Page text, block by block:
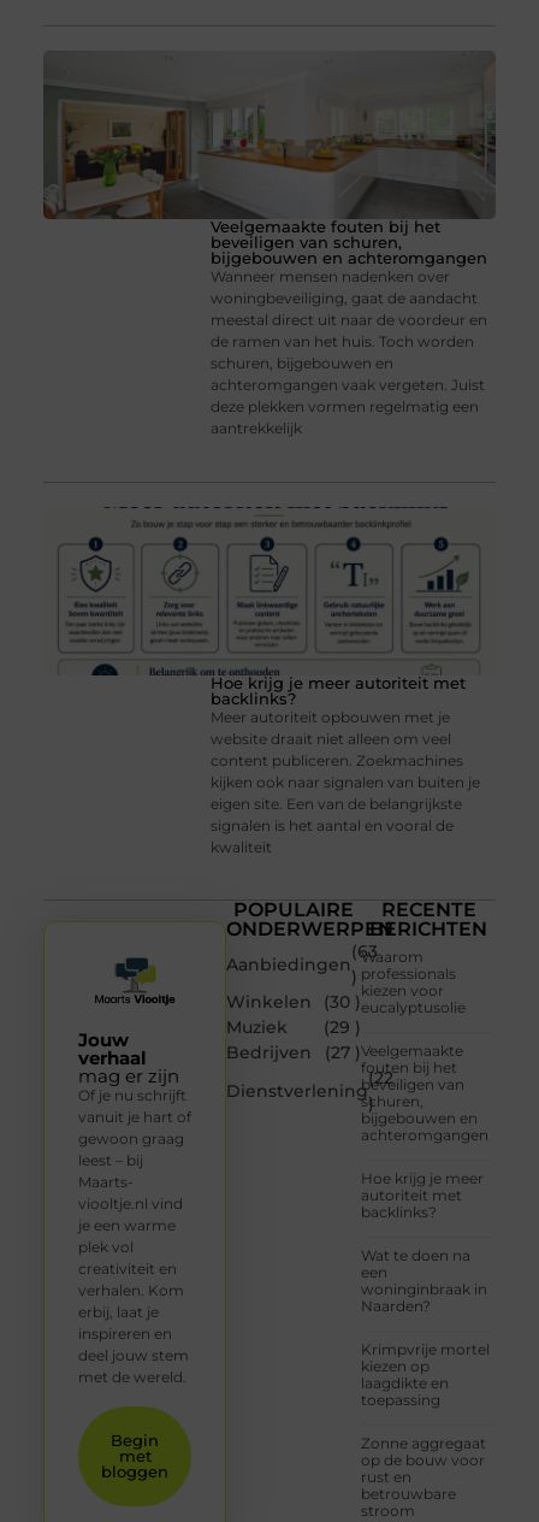
Veelgemaakte fouten bij het
beveiligen van schuren,
bijgebouwen en achteromgangen
Wanneer mensen nadenken over
woningbeveiliging, gaat de aandacht
meestal direct uit naar de voordeur en
de ramen van het huis. Toch worden
schuren, bijgebouwen en
achteromgangen vaak vergeten. Juist
deze plekken vormen regelmatig een
aantrekkelijk
Hoe krijg je meer autoriteit met
backlinks?
Meer autoriteit opbouwen met je
website draait niet alleen om veel
content publiceren. Zoekmachines
kijken ook naar signalen van buiten je
eigen site. Een van de belangrijkste
signalen is het aantal en vooral de
kwaliteit
POPULAIRE
ONDERWERPEN
Aanbiedingen
(63
)
Winkelen
(30 )
Muziek
(29 )
Bedrijven
(27 )
Dienstverlening
(22
)
RECENTE
BERICHTEN
Waarom
professionals
kiezen voor
eucalyptusolie
Veelgemaakte
fouten bij het
beveiligen van
schuren,
bijgebouwen en
achteromgangen
Hoe krijg je meer
autoriteit met
backlinks?
Wat te doen na
een
woninginbraak in
Naarden?
Krimpvrije mortel
kiezen op
laagdikte en
toepassing
Zonne aggregaat
op de bouw voor
rust en
betrouwbare
stroom
Jouw
verhaal
mag er zijn
Of je nu schrijft
vanuit je hart of
gewoon graag
leest – bij
Maarts-
viooltje.nl vind
je een warme
plek vol
creativiteit en
verhalen. Kom
erbij, laat je
inspireren en
deel jouw stem
met de wereld.
Begin
met
bloggen